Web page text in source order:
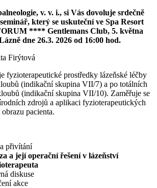
v. v. i., si Vás dovoluje srdečně
který se uskuteční ve Spa Resort
**** Gentlemans Club, 5. května
dne 26.3. 2026 od 16:00 hod.
Firýtová
fyzioterapeutické prostředky lázeňské léčby
(indikační skupina VII/7) a po totálních
(indikační skupina VII/10). Zaměřuje se
zdrojů a aplikaci fyzioterapeutických
pacienta.
přivítání
a její operační řešení v lázeňství
diskuse
akce